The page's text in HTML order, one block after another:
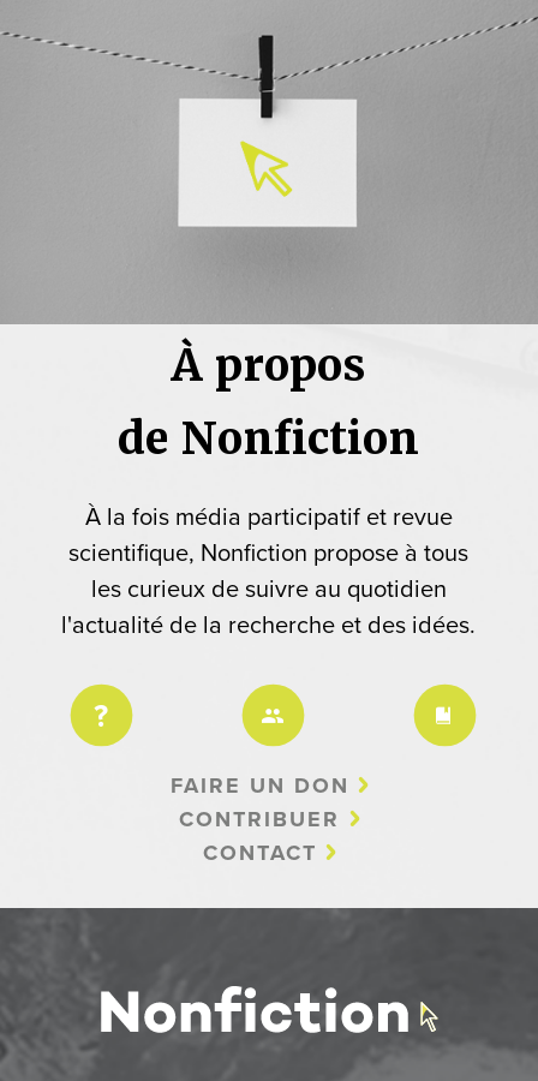
À propos
de Nonfiction
À la fois média participatif et revue
scientifique, Nonfiction propose à tous
les curieux de suivre au quotidien
l'actualité de la recherche et des idées.
FAIRE UN DON
CONTRIBUER
CONTACT